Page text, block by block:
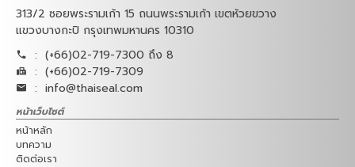
313/2 ซอยพระรามเก้า 15 ถนนพระรามเก้า เขตห้วยขวาง
แขวงบางกะปิ กรุงเทพมหานคร 10310
: (+66)02-719-7300 ถึง 8
: (+66)02-719-7309
: info@thaiseal.com
หน้าเว็บไซต์
หน้าหลัก
บทความ
ติดต่อเรา